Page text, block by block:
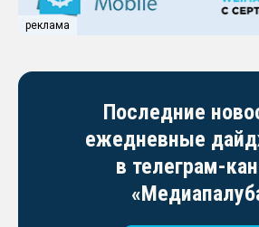
реклама
Последние
ежедневные
в телеграм-